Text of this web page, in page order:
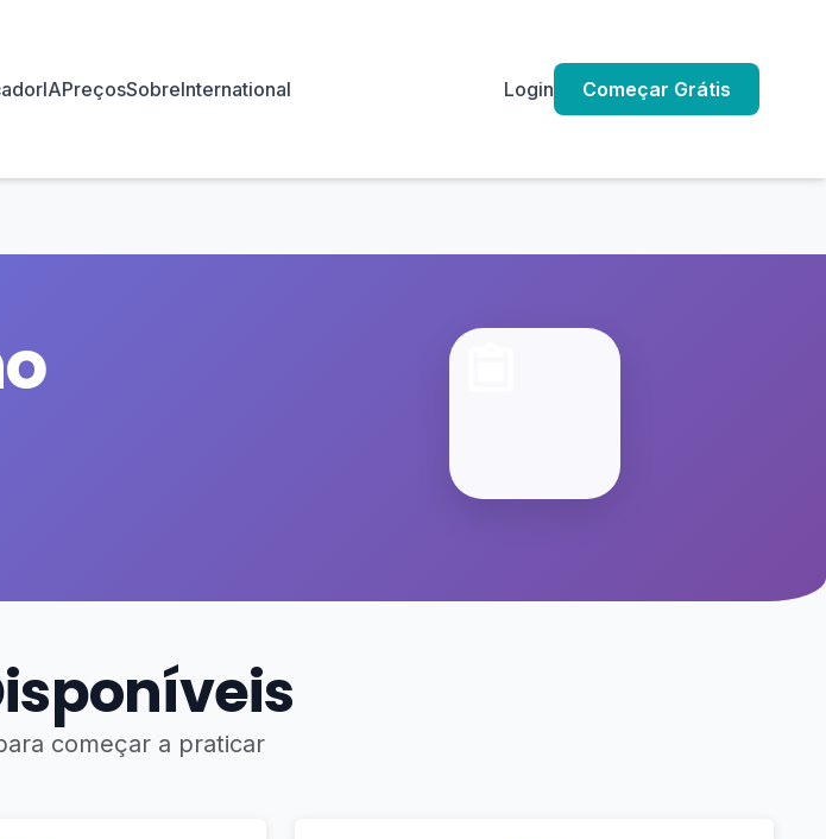
IAPreçosSobreInternational Login Começar Grátis
começar a praticar